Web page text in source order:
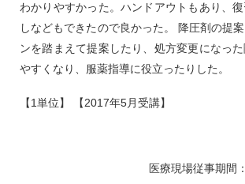
わかりやすかった。ハンドアウトもあり、
しなどもできたので良かった。 降圧剤の提
ンを踏まえて提案したり、処方変更になっ
やすくなり、服薬指導に役立ったりした。
【1単位】 【2017年5月受講】
医療現場従事期間